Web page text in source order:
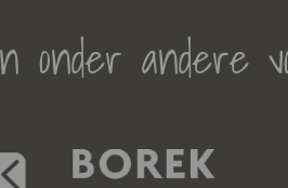
onder andere